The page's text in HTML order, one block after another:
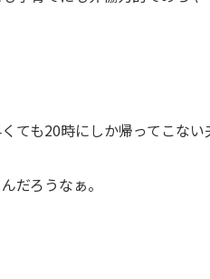
ても20時にしか帰ってこない
だろうなぁ。